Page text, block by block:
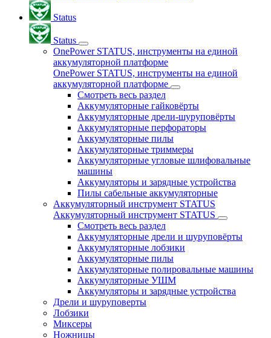
Status
Status
OnePower STATUS, инструменты на единой
аккумуляторной платформе
OnePower STATUS, инструменты на единой
аккумуляторной платформе
Смотреть весь раздел
Аккумуляторные гайковёрты
Аккумуляторные дрели-шуруповёрты
Аккумуляторные перфораторы
Аккумуляторные пилы
Аккумуляторные триммеры
Аккумуляторные угловые шлифовальные
машины
Аккумуляторы и зарядные устройства
Пилы сабельные аккумуляторные
Аккумуляторный инструмент STATUS
Аккумуляторный инструмент STATUS
Смотреть весь раздел
Аккумуляторные дрели и шуруповёрты
Аккумуляторные лобзики
Аккумуляторные пилы
Аккумуляторные полировальные машины
Аккумуляторные УШМ
Аккумуляторы и зарядные устройства
Дрели и шуруповерты
Лобзики
Миксеры
Ножницы